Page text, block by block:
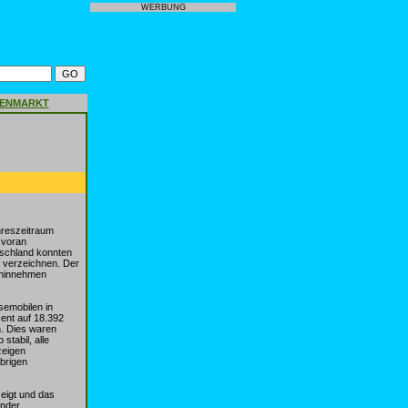
konnten
verzeichnen. Der
in
auf 18.392
Dies waren
stabil, alle
und das
WERBUNG